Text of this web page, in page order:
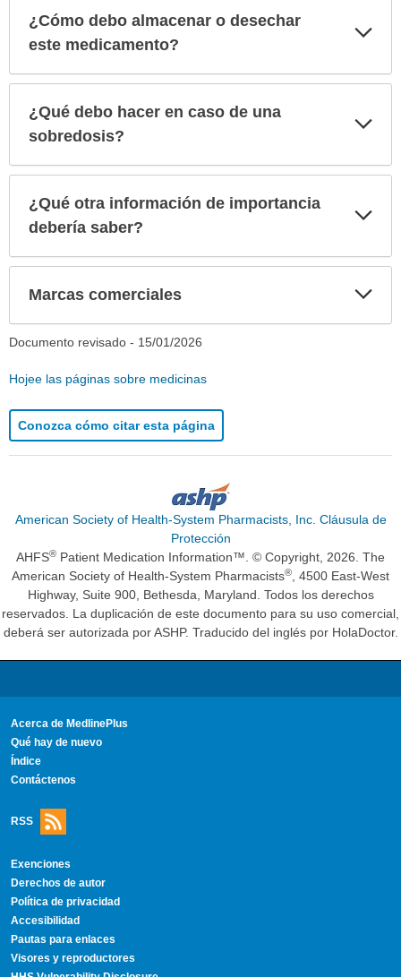
¿Cómo debo almacenar o desechar
este medicamento?
¿Qué debo hacer en caso de una
sobredosis?
¿Qué otra información de importancia
debería saber?
Marcas comerciales
Documento revisado - 15/01/2026
Hojee las páginas sobre medicinas
Conozca cómo citar esta página
American Society of Health-System Pharmacists, Inc. Cláusula de
Protección
AHFS® Patient Medication Information™. © Copyright, 2026. The
American Society of Health-System Pharmacists®, 4500 East-West
Highway, Suite 900, Bethesda, Maryland. Todos los derechos
reservados. La duplicación de este documento para su uso comercial,
deberá ser autorizada por ASHP. Traducido del inglés por HolaDoctor.
Acerca de MedlinePlus
Qué hay de nuevo
Índice
Contáctenos
RSS
Exenciones
Derechos de autor
Política de privacidad
Accesibilidad
Pautas para enlaces
Visores y reproductores